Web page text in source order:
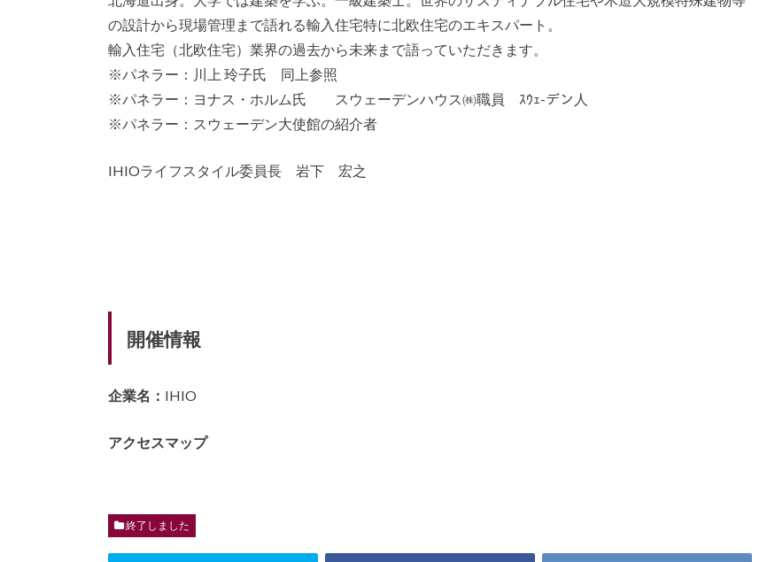
の設計から現場管理まで語れる輸入住宅特に北欧住宅のエキスパート。
輸入住宅（北欧住宅）業界の過去から未来まで語っていただきます。
※パネラー：川上 玲子氏 同上参照
※パネラー：ヨナス・ホルム氏 スウェーデンハウス㈱職員 ｽｳｪ-デン人
※パネラー：スウェーデン大使館の紹介者
IHIOライフスタイル委員長 岩下 宏之
開催情報
企業名： IHIO
アクセスマップ
終了しました